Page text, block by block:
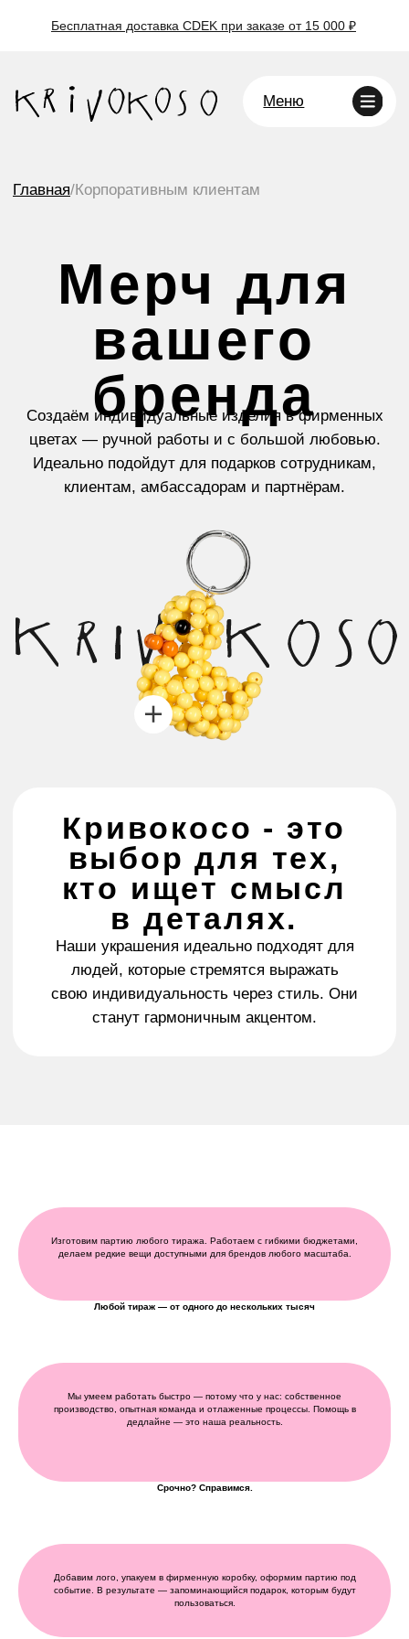
Мерч для
бренда
Создаём индивидуальные изделия в фирменных
цветах — ручной работы и с большой любовью.
Идеально подойдут для подарков сотрудникам,
клиентам, амбассадорам и партнёрам.
Кривокосо - это
выбор для тех,
кто ищет смысл
в деталях.
Наши украшения идеально подходят для
людей, которые стремятся выражать
свою индивидуальность через стиль. Они
станут гармоничным акцентом.
Изготовим партию любого тиража. Работаем с гибкими бюджетами,
делаем редкие вещи доступными для брендов любого масштаба.
Любой тираж — от одного до нескольких тысяч
Мы умеем работать быстро — потому что у нас: собственное
производство, опытная команда и отлаженные процессы. Помощь в
дедлайне — это наша реальность.
Срочно? Справимся.
Добавим лого, упакуем в фирменную коробку, оформим партию под
событие. В результате — запоминающийся подарок, которым будут
пользоваться.